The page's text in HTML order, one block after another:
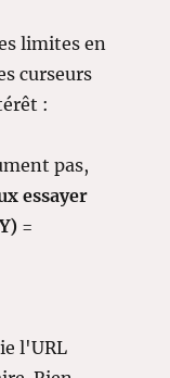
limites en
curseurs
:
pas,
essayer
=
l'URL